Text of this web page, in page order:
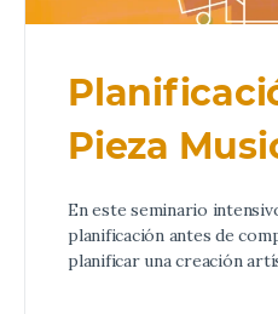
Pieza
En este seminario
planificación antes de
planificar una creación